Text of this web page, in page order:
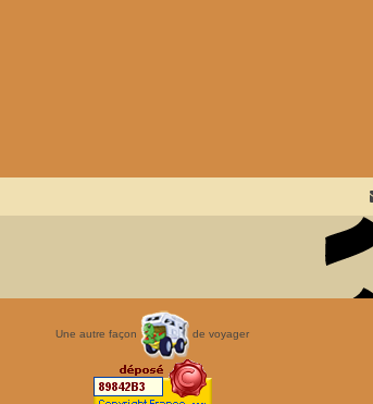
Une autre façon de voyager